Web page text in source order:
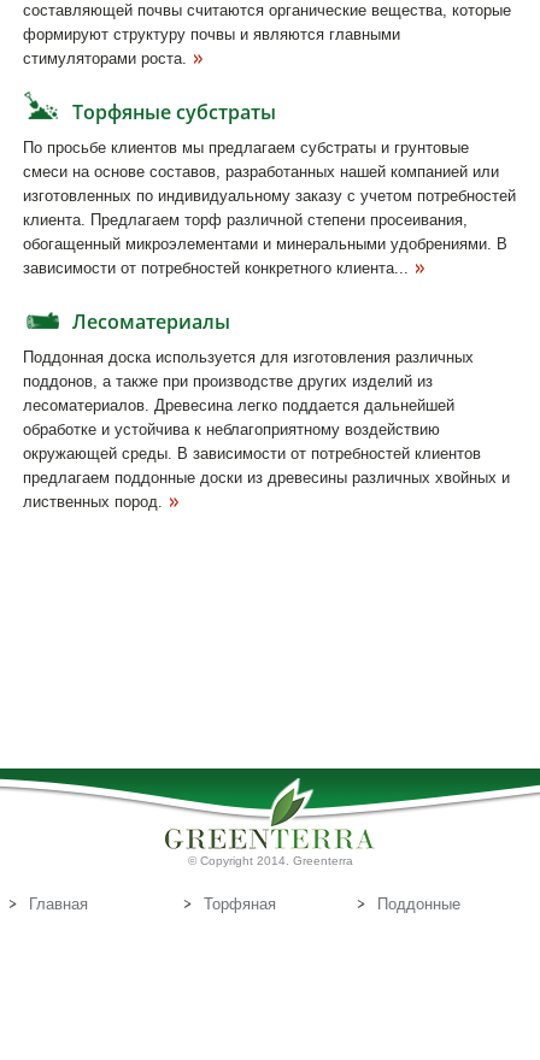
составляющей почвы считаются органические вещества, которые
формируют структуру почвы и являются главными
стимуляторами роста.
Торфяные субстраты
По просьбе клиентов мы предлагаем субстраты и грунтовые
смеси на основе составов, разработанных нашей компанией или
изготовленных по индивидуальному заказу с учетом потребностей
клиента. Предлагаем торф различной степени просеивания,
обогащенный микроэлементами и минеральными удобрениями. В
зависимости от потребностей конкретного клиента...
Лесоматериалы
Поддонная доска используется для изготовления различных
поддонов, а также при производстве других изделий из
лесоматериалов. Древесина легко поддается дальнейшей
обработке и устойчива к неблагоприятному воздействию
окружающей среды. В зависимости от потребностей клиентов
предлагаем поддонные доски из древесины различных хвойных и
лиственных пород.
© Copyright 2014. Greenterra
Главная
Торфяная
Поддонные